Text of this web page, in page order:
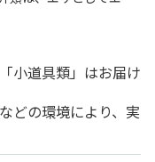
小道具類」はお届け
どの環境により、実